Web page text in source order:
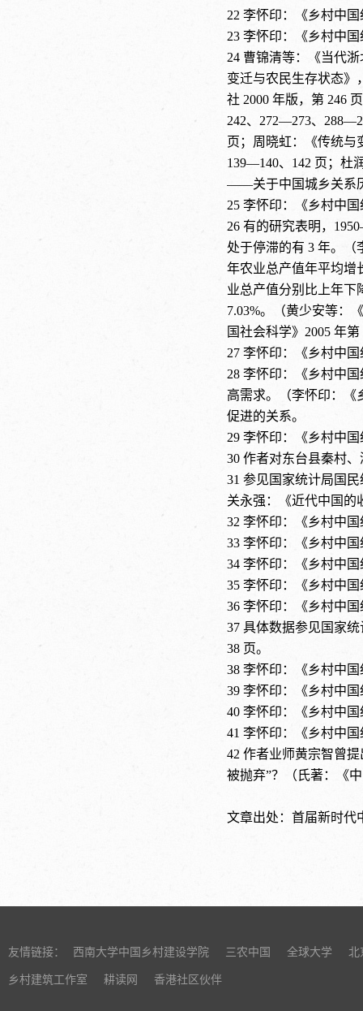
22 李怀印：《乡村中
23 李怀印：《乡村中
24 曹锦清等：《当代
变迁与农民生存状态》
社 2000 年版，第 246
242、272—273、
页；周晓虹：《传统
139—140、142 页；杜
——关于中国城乡关系
25 李怀印：《乡村中
26 有的研究表明，
处于停滞的有 3 年。（
年农业总产值年平均增
业总产值分别比上年下
7.03%。（黄少安等：
国社会科学》2005 年
27 李怀印：《乡村中
28 李怀印：《乡村中
高需求。（李怀印：《
促进的关系。
29 李怀印：《乡村中
30 作者对东台县秦村
31 参见国家统计局国
关永强：《近代中国的
32 李怀印：《乡村中
33 李怀印：《乡村中
34 李怀印：《乡村中
35 李怀印：《乡村中
36 李怀印：《乡村中
37 具体数据参见国家
38 页。
38 李怀印：《乡村中
39 李怀印：《乡村中
40 李怀印：《乡村中
41 李怀印：《乡村中
42 作者业师黄宗智曾提
被抛弃”？（氏著：《
文章出处：首届新时代
友情链接： 西南大学中国乡村建设学院 三农中国 全球大学 北
乡村建筑工作室 耕读网 香港社区伙伴